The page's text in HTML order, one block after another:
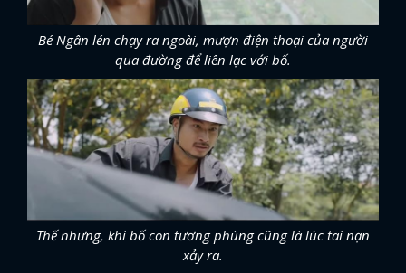
Bé Ngân lén chạy ra ngoài, mượn điện thoại của người
qua đường để liên lạc với bố.
Thế nhưng, khi bố con tương phùng cũng là lúc tai nạn
xảy ra.